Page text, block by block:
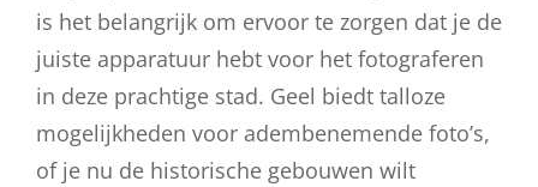
is het belangrijk om ervoor te zorgen dat je de
juiste apparatuur hebt voor het fotograferen
in deze prachtige stad. Geel biedt talloze
mogelijkheden voor adembenemende foto’s,
of je nu de historische gebouwen wilt